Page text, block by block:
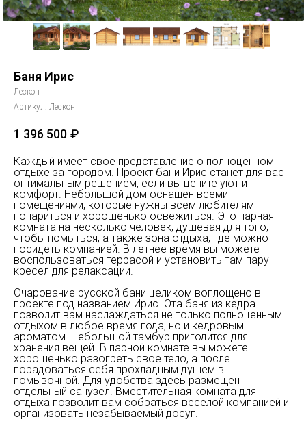
Баня Ирис
Лескон
Артикул: Лескон
1 396 500 ₽
Каждый имеет свое представление о полноценном
отдыхе за городом. Проект бани Ирис станет для вас
оптимальным решением, если вы цените уют и
комфорт. Небольшой дом оснащён всеми
помещениями, которые нужны всем любителям
попариться и хорошенько освежиться. Это парная
комната на несколько человек, душевая для того,
чтобы помыться, а также зона отдыха, где можно
посидеть компанией. В летнее время вы можете
воспользоваться террасой и установить там пару
кресел для релаксации.
Очарование русской бани целиком воплощено в
проекте под названием Ирис. Эта баня из кедра
позволит вам наслаждаться не только полноценным
отдыхом в любое время года, но и кедровым
ароматом. Небольшой тамбур пригодится для
хранения вещей. В парной комнате вы можете
хорошенько разогреть свое тело, а после
порадоваться себя прохладным душем в
помывочной. Для удобства здесь размещен
отдельный санузел. Вместительная комната для
отдыха позволит вам собраться веселой компанией и
организовать незабываемый досуг.